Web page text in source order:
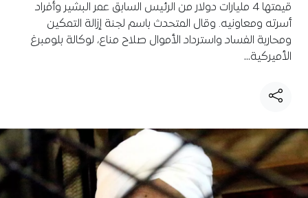
قيمتها 4 مليارات دولار من الرئيس السابق عمر البشير وأفراد
أسرته ومعاونيه. وقال المتحدث باسم لجنة إزالة التمكين
ومحاربة الفساد واسترداد الأموال صلاح مناع، لوكالة بلومبرغ
الأميركية…